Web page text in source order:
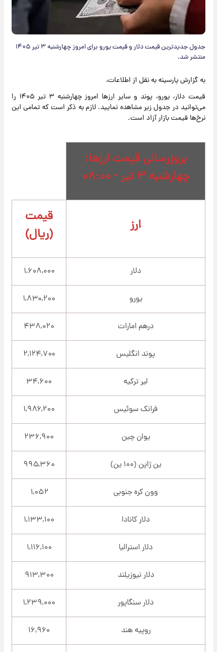
جدول جدیدترین قیمت دلار و قیمت یورو برای امروز چهارشنبه ۳ تیر ۱۴۰۵
منتشر شد.
به گزارش پارسینه به نقل از اطلاعات،
قیمت دلار، یورو، پوند و سایر ارزها امروز چهارشنبه ۳ تیر ۱۴۰۵ را
می‌توانید در جدول زیر مشاهده نمایید. لازم به ذکر است که تمامی این
نرخ‌ها قیمت بازار آزاد است.
بروزرسانی قیمت ارزها:
چهارشنبه ۳ تیر - ۰۸:۰۰
ارز
قیمت
(ریال)
دلار ۱,۶۰۸,۰۰۰
یورو ۱,۸۳۰,۲۰۰
درهم امارات ۴۳۸,۰۲۰
پوند انگلیس ۲,۱۲۴,۷۰۰
لیر ترکیه ۳۴,۶۰۰
فرانک سوئیس ۱,۹۸۶,۲۰۰
یوان چین ۲۳۶,۹۰۰
ین ژاپن (۱۰۰ ین) ۹۹۵,۳۶۰
وون کره جنوبی ۱,۰۵۲
دلار کانادا ۱,۱۳۳,۱۰۰
دلار استرالیا ۱,۱۱۶,۱۰۰
دلار نیوزیلند ۹۱۳,۳۰۰
دلار سنگاپور ۱,۲۳۹,۰۰۰
روپیه هند ۱۶,۹۶۰